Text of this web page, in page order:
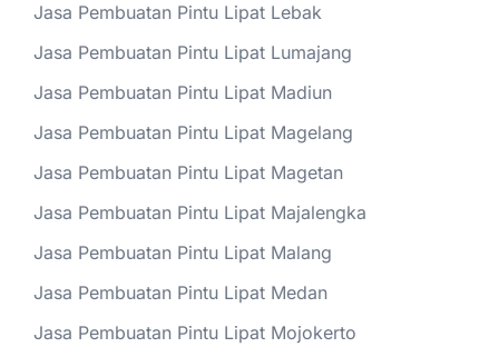
Jasa Pembuatan Pintu Lipat Lebak
Jasa Pembuatan Pintu Lipat Lumajang
Jasa Pembuatan Pintu Lipat Madiun
Jasa Pembuatan Pintu Lipat Magelang
Jasa Pembuatan Pintu Lipat Magetan
Jasa Pembuatan Pintu Lipat Majalengka
Jasa Pembuatan Pintu Lipat Malang
Jasa Pembuatan Pintu Lipat Medan
Jasa Pembuatan Pintu Lipat Mojokerto